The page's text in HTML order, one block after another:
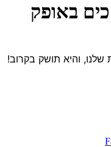
באופק
והיא תושק בקרוב!